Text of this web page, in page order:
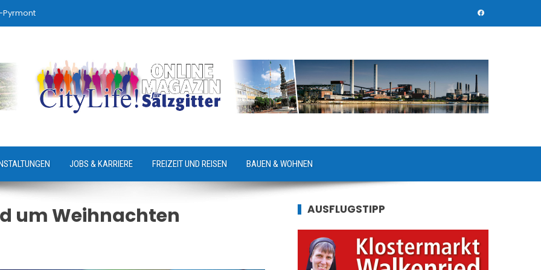
Pyrmont
JOBS & KARRIERE FREIZEIT UND REISEN BAUEN & WOHNEN
um Weihnachten AUSFLUGSTIPP